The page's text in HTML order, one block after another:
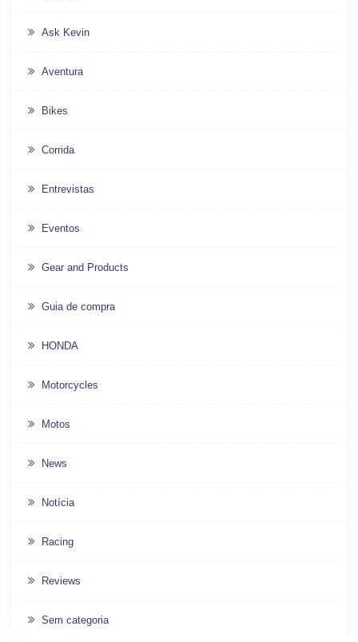
Ask Kevin
Aventura
Bikes
Corrida
Entrevistas
Eventos
Gear and Products
Guia de compra
HONDA
Motorcycles
Motos
News
Notícia
Racing
Reviews
Sem categoria